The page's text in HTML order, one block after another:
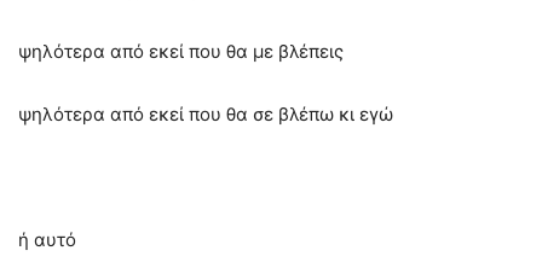
ψηλότερα από εκεί που θα με βλέπεις
ψηλότερα από εκεί που θα σε βλέπω κι εγώ
ή αυτό